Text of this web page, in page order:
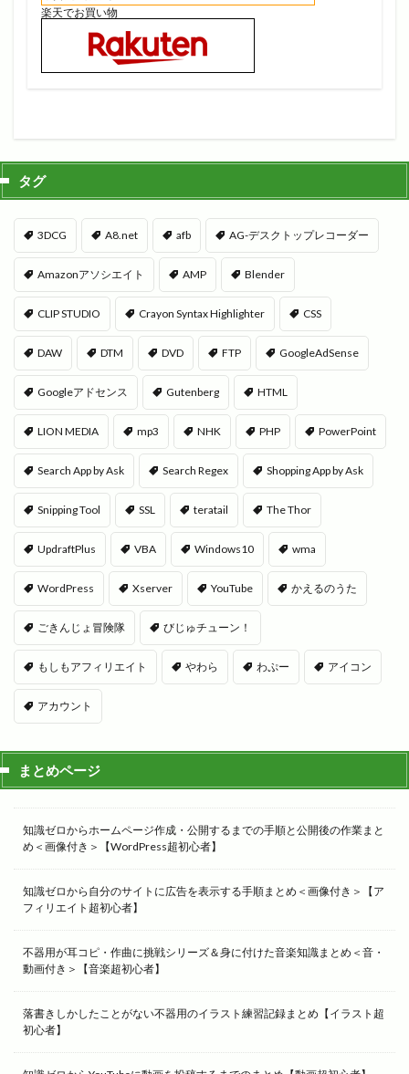
楽天でお買い物
タグ
3DCG A8.net afb AG-デスクトップレコーダー
Amazonアソシエイト AMP Blender
CLIP STUDIO Crayon Syntax Highlighter CSS
DAW DTM DVD FTP GoogleAdSense
Googleアドセンス Gutenberg HTML
LION MEDIA mp3 NHK PHP PowerPoint
Search App by Ask Search Regex Shopping App by Ask
Snipping Tool SSL teratail The Thor
UpdraftPlus VBA Windows10 wma
WordPress Xserver YouTube かえるのうた
ごきんじょ冒険隊 びじゅチューン！
もしもアフィリエイト やわら わぷー アイコン
アカウント
まとめページ
知識ゼロからホームページ作成・公開するまでの手順と公開後の作業まと
め＜画像付き＞【WordPress超初心者】
知識ゼロから自分のサイトに広告を表示する手順まとめ＜画像付き＞【ア
フィリエイト超初心者】
不器用が耳コピ・作曲に挑戦シリーズ＆身に付けた音楽知識まとめ＜音・
動画付き＞【音楽超初心者】
落書きしかしたことがない不器用のイラスト練習記録まとめ【イラスト超
初心者】